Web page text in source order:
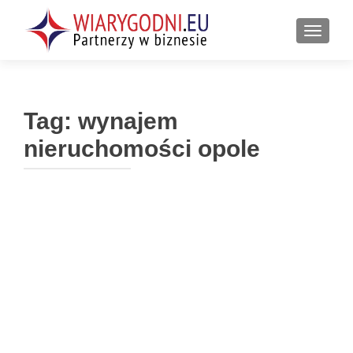
Tag: wynajem
nieruchomości opole